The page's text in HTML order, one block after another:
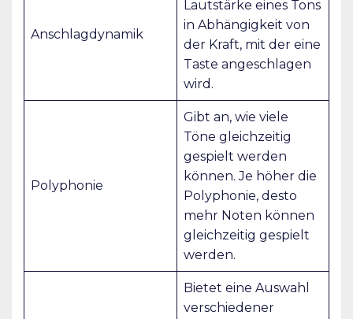
Anschlagdynamik
Lautstärke eines Tons
in Abhängigkeit von
der Kraft, mit der eine
Taste angeschlagen
wird.
Polyphonie
Gibt an, wie viele
Töne gleichzeitig
gespielt werden
können. Je höher die
Polyphonie, desto
mehr Noten können
gleichzeitig gespielt
werden.
Bietet eine Auswahl
verschiedener